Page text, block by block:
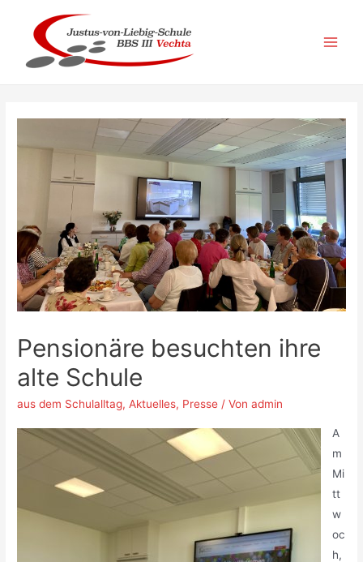
springen
Pensionäre besuchten ihre
alte Schule
aus dem Schulalltag,Aktuelles, Presse / Vonadmin
A
m
Mi
tt
w
oc
h,